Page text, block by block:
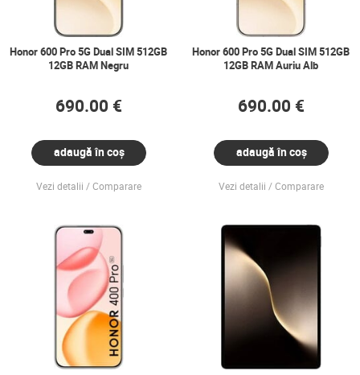
Honor 600 Pro 5G Dual SIM 512GB
12GB RAM Negru
690.00 €
adaugă în coș
Vezi detalii Comparare
Honor 600 Pro 5G Dual SIM 512GB
12GB RAM Auriu Alb
690.00 €
adaugă în coș
Vezi detalii Comparare